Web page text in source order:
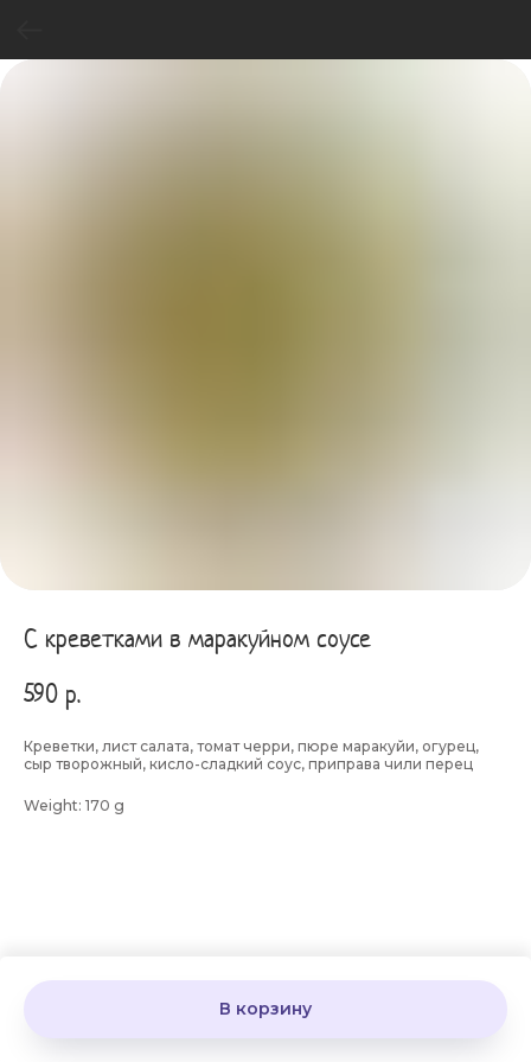
С креветками в маракуйном соусе
590 р.
В корзину
Креветки, лист салата, томат черри, пюре маракуйи, огурец,
сыр творожный, кисло-сладкий соус, приправа чили перец
Weight: 170 g